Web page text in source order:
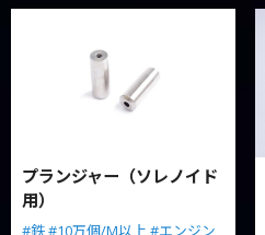
プランジャー（ソレノイド
用）
#鉄#10万個/M以上#エンジン